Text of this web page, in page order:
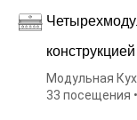
Модульная
33 посещения